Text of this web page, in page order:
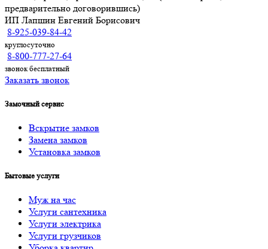
предварительно договорившись)
ИП Лапшин Евгений Борисович
8-925-039-84-42
круглосуточно
8-800-777-27-64
звонок бесплатный
Заказать звонок
Замочный сервис
Вскрытие замков
Замена замков
Установка замков
Бытовые услуги
Муж на час
Услуги cантехника
Услуги электрика
Услуги грузчиков